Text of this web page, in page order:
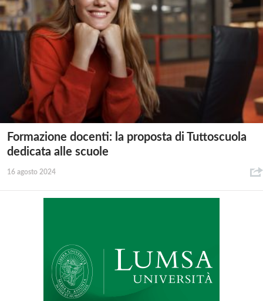
Formazione docenti: la proposta di Tuttoscuola
dedicata alle scuole
16 agosto 2024